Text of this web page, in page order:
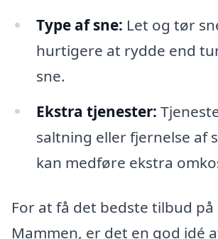
Type af sne: Let og tør
hurtigere at rydde end
sne.
Ekstra tjenester:
saltning eller fjernelse af
kan medføre ekstra
For at få det bedste tilbud
Mammen, er det en god idé